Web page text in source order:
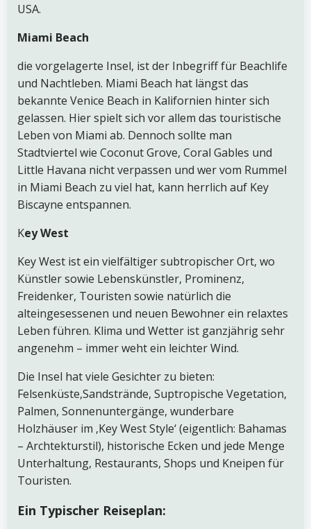
USA.
Miami Beach
die vorgelagerte Insel, ist der Inbegriff für Beachlife
und Nachtleben. Miami Beach hat längst das
bekannte Venice Beach in Kalifornien hinter sich
gelassen. Hier spielt sich vor allem das touristische
Leben von Miami ab. Dennoch sollte man
Stadtviertel wie Coconut Grove, Coral Gables und
Little Havana nicht verpassen und wer vom Rummel
in Miami Beach zu viel hat, kann herrlich auf Key
Biscayne entspannen.
Key West
Key West ist ein vielfältiger subtropischer Ort, wo
Künstler sowie Lebenskünstler, Prominenz,
Freidenker, Touristen sowie natürlich die
alteingesessenen und neuen Bewohner ein relaxtes
Leben führen. Klima und Wetter ist ganzjährig sehr
angenehm – immer weht ein leichter Wind.
Die Insel hat viele Gesichter zu bieten:
Felsenküste,Sandstrände, Suptropische Vegetation,
Palmen, Sonnenuntergänge, wunderbare
Holzhäuser im ‚Key West Style‘ (eigentlich: Bahamas
– Archtekturstil), historische Ecken und jede Menge
Unterhaltung, Restaurants, Shops und Kneipen für
Touristen.
Ein Typischer Reiseplan: